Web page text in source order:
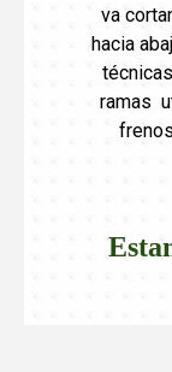
va
hacia
ramas